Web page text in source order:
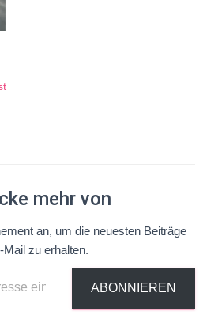
mehr von
an, um die neuesten Beiträge
Mail zu erhalten.
ABONNIEREN